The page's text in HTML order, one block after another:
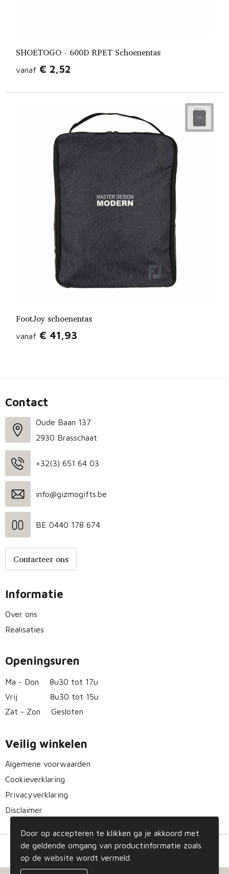
SHOETOGO - 600D RPET Schoenentas
vanaf € 2,52
FootJoy schoenentas
vanaf € 41,93
Contact
Oude Baan 137
2930 Brasschaat
+32(3) 651 64 03
info@gizmogifts.be
BE 0440 178 674
Contacteer ons
Informatie
Over ons
Realisaties
Openingsuren
Ma - Don
8u30 tot 17u
Vrij
8u30 tot 15u
Zat - Zon
Gesloten
Veilig winkelen
Algemene voorwaarden
Cookieverklaring
Privacyverklaring
Disclaimer
Door op accepteren te klikken ga je akkoord met
de geldende omgang van productinformatie zoals
op de website wordt vermeld.